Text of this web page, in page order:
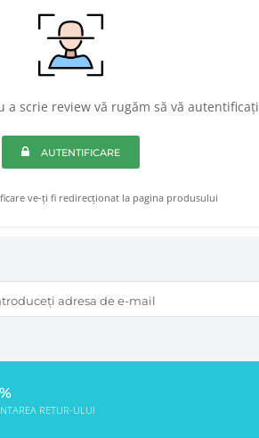
a scrie review vă rugăm să vă autentificați
AUTENTIFICARE
ve-ți fi redirecționat la pagina produsului
RETUR-ULUI